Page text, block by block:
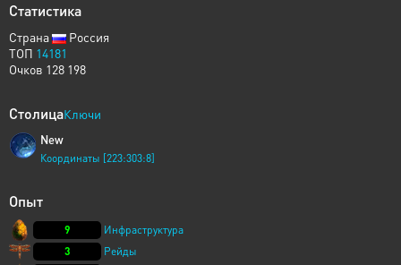
Статистика
Страна
Россия
ТОП 14181
Очков 128 198
СтолицаКлючи
New
Координаты [223:303:8]
Опыт
9
Инфраструктура
3
Рейды